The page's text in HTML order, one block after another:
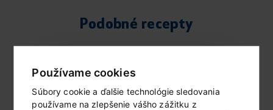
Používame cookies
Súbory cookie a ďalšie technológie sledovania
používame na zlepšenie vášho zážitku z
Podobné recepty